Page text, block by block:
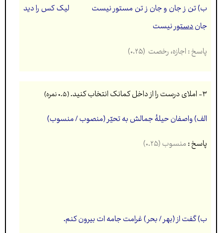
ب) تن ز جان و جان ز تن مستور نیست لیک کس را دید
جاندستورنیست
پاسخ : اجازه، رخصت (۰.۲۵)
۳- املای درست را از داخل کمانک انتخاب کنید.(۰.۵ نمره)
الف) واصفان حیلۀ جمالش به تحیّر (منصوب / منسوب)
پاسخ :منسوب (۰.۲۵)
ب) گفت از (بهر / بحر) غرامت جامه ات بیرون کنم.